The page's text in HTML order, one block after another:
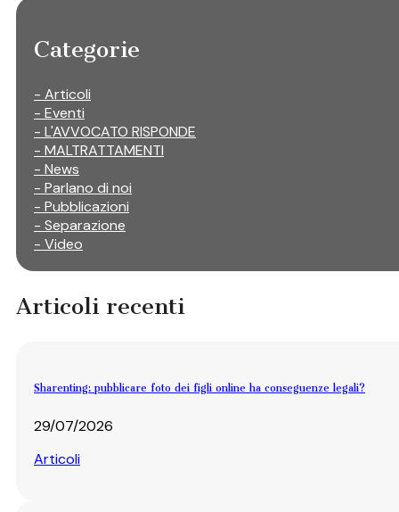
Categorie
- Articoli
- Eventi
- L'AVVOCATO RISPONDE
- MALTRATTAMENTI
- News
- Parlano di noi
- Pubblicazioni
- Separazione
- Video
Articoli recenti
Sharenting: pubblicare foto dei figli online ha conseguenze legali?
29/07/2026
Articoli